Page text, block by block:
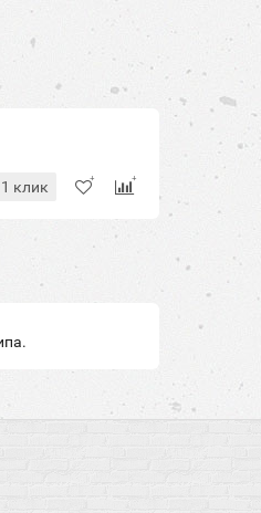
клик